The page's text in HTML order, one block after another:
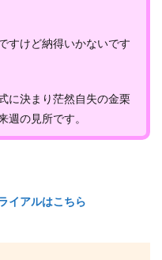
すけど納得いかないです
に決まり茫然自失の金栗
週の見所です。
イアルはこちら